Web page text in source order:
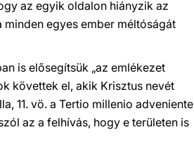
az egyik oldalon hiányzik az
egyes ember méltóságát
is elősegítsük „az emlékezet
követtek el, akik Krisztus nevét
11. vö. a Tertio millenio adveniente
az a felhívás, hogy e területen is